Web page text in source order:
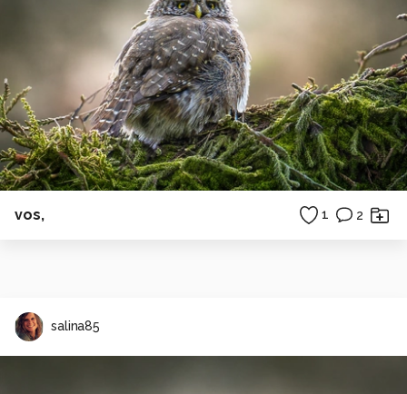
vos, 1 2
salina85